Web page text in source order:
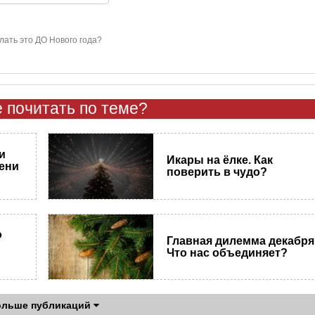
это ДО Нового года?
по теме?
Икары на ёлке. Как
поверить в чудо?
Главная дилемма
Что нас объединяет?
публикаций